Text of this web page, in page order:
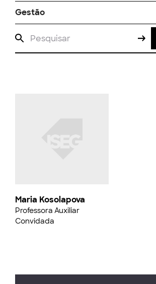
Gestão
Maria Kosolapova
Professora Auxiliar
Convidada